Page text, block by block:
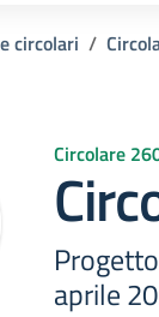
circolari
Circolare
aprile